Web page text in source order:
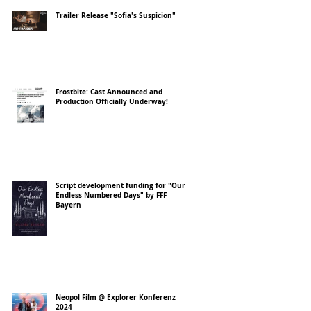
Trailer Release "Sofia's Suspicion"
Frostbite: Cast Announced and
Production Officially Underway!
Script development funding for "Our
Endless Numbered Days" by FFF
Bayern
Neopol Film @ Explorer Konferenz
2024